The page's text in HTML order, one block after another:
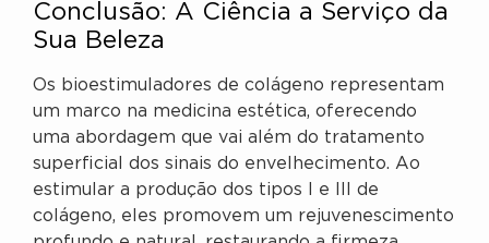
Conclusão: A Ciência a Serviço da
Sua Beleza
Os bioestimuladores de colágeno representam
um marco na medicina estética, oferecendo
uma abordagem que vai além do tratamento
superficial dos sinais do envelhecimento. Ao
estimular a produção dos tipos I e III de
colágeno, eles promovem um rejuvenescimento